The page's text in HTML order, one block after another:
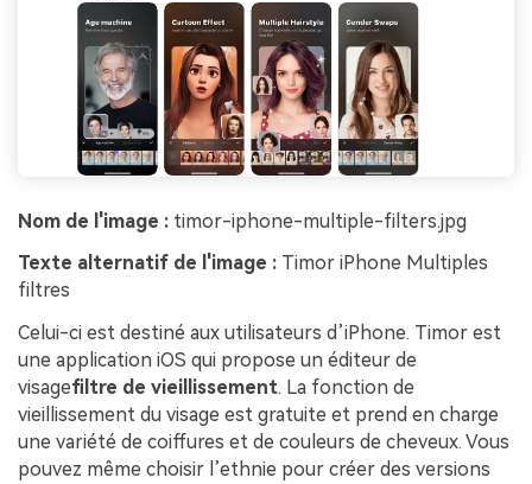
Nom de l'image : timor-iphone-multiple-filters.jpg
Texte alternatif de l'image : Timor iPhone Multiples
filtres
Celui-ci est destiné aux utilisateurs d’iPhone. Timor est
une application iOS qui propose un éditeur de
visagefiltre de vieillissement. La fonction de
vieillissement du visage est gratuite et prend en charge
une variété de coiffures et de couleurs de cheveux. Vous
pouvez même choisir l’ethnie pour créer des versions